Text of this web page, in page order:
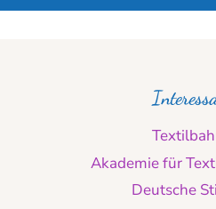
Akademie für
Deutsche